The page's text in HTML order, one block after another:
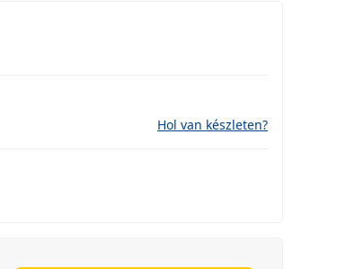
Hol van készleten?